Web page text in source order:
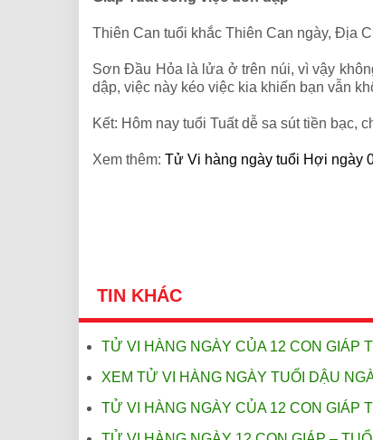
Thiên Can tuổi khắc Thiên Can ngày, Địa
Sơn Đầu Hỏa là lửa ở trên núi, vì vậy
dập, việc này kéo việc kia khiến bạn vẫn
Kết: Hôm nay tuổi Tuất dễ sa sút tiền bạc,
Xem thêm: Tử Vi hàng ngày tuổi Hợi ngày
TIN KHÁC
TỬ VI HÀNG NGÀY CỦA 12 CON GIÁP
XEM TỬ VI HÀNG NGÀY TUỔI DẬU
TỬ VI HÀNG NGÀY CỦA 12 CON GIÁP